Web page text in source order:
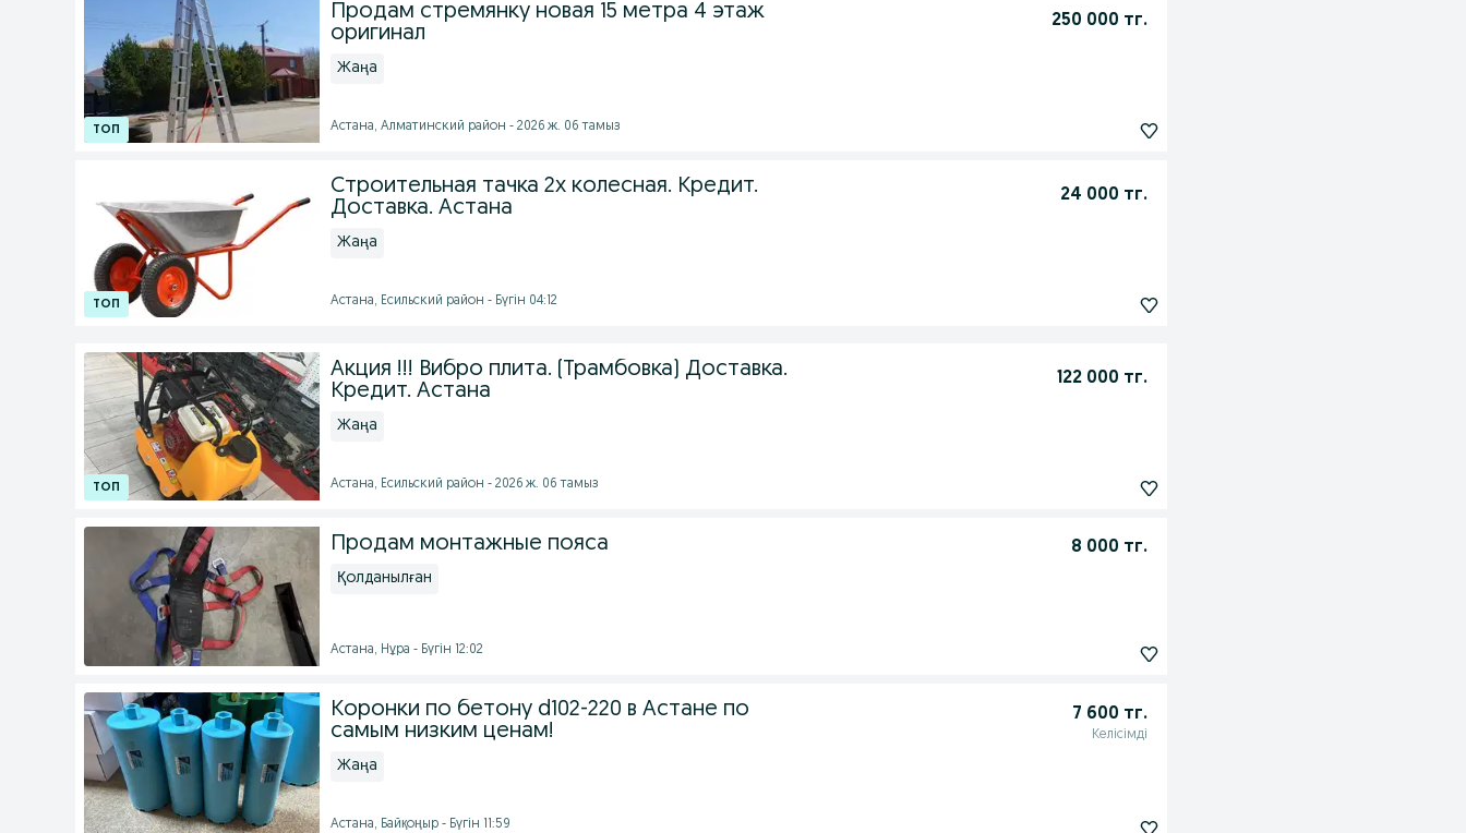
Продам стремянку новая 15 метра 4 этаж
оригинал
250 000 тг.
Жаңа
Астана, Алматинский район - 2026 ж. 06 тамыз
Строительная тачка 2х колесная. Кредит.
Доставка. Астана
24 000 тг.
Жаңа
Астана, Есильский район - Бүгін 04:12
Акция !!! Вибро плита. (Трамбовка) Доставка.
Кредит. Астана
122 000 тг.
Жаңа
Астана, Есильский район - 2026 ж. 06 тамыз
Продам монтажные пояса 8 000 тг.
Қолданылған
Астана, Нұра - Бүгін 12:02
Коронки по бетону d102-220 в Астане по
самым низким ценам!
7 600 тг.
Келісімді
Жаңа
Астана, Байқоңыр - Бүгін 11:59